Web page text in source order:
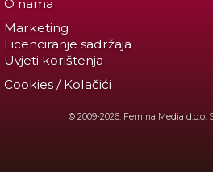
O nama
Marketing
Licenciranje sadržaja
Uvjeti korištenja
Cookies / Kolačići
© 2009-2026. Femina Media d.o.o.